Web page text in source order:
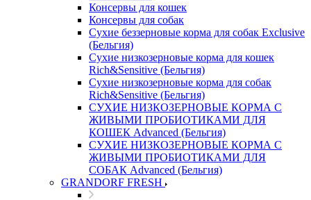
Консервы для кошек
Консервы для собак
Сухие беззерновые корма для собак Exclusive
(Бельгия)
Сухие низкозерновые корма для кошек
Rich&Sensitive (Бельгия)
Сухие низкозерновые корма для собак
Rich&Sensitive (Бельгия)
СУХИЕ НИЗКОЗЕРНОВЫЕ КОРМА С
ЖИВЫМИ ПРОБИОТИКАМИ ДЛЯ
КОШЕК Advanced (Бельгия)
СУХИЕ НИЗКОЗЕРНОВЫЕ КОРМА С
ЖИВЫМИ ПРОБИОТИКАМИ ДЛЯ
СОБАК Advanced (Бельгия)
GRANDORF FRESH